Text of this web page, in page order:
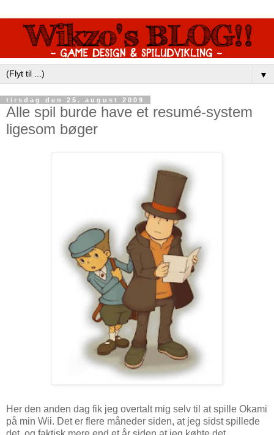
▼
tirsdag den 25. august 2009
Alle spil burde have et resumé-system
ligesom bøger
Her den anden dag fik jeg overtalt mig selv til at spille Okami
på min Wii. Det er flere måneder siden, at jeg sidst spillede